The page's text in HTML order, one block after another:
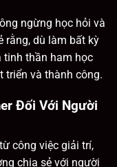
ngừng học hỏi và
rằng, dù làm bất kỳ
tinh thần ham học
triển và thành công.
Đối Với Người
công việc giải trí,
chia sẻ với người